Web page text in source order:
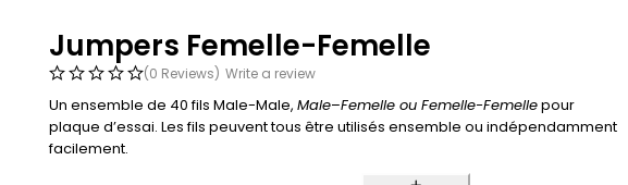
Jumpers Femelle-Femelle
(0 Reviews) Write a review
Un ensemble de 40 fils Male-Male, Male–Femelle ou Femelle-Femellepour
plaque d’essai. Les fils peuvent tous être utilisés ensemble ou indépendamment
facilement.